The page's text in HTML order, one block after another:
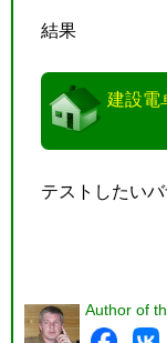
結果
建設電
テストしたい
Author of